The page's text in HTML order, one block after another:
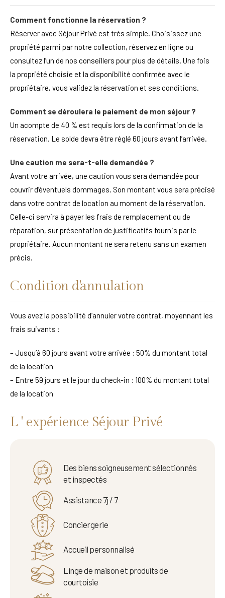
Comment fonctionne la réservation ?
Réserver avec Séjour Privé est très simple. Choisissez une
propriété parmi par notre collection, réservez en ligne ou
consultez l’un de nos conseillers pour plus de détails. Une fois
la propriété choisie et la disponibilité confirmée avec le
propriétaire, vous validez la réservation et ses conditions.
Comment se déroulera le paiement de mon séjour ?
Un acompte de 40 % est requis lors de la confirmation de la
réservation. Le solde devra être réglé 60 jours avant l’arrivée.
Une caution me sera-t-elle demandée ?
Avant votre arrivée, une caution vous sera demandée pour
couvrir d’éventuels dommages. Son montant vous sera précisé
dans votre contrat de location au moment de la réservation.
Celle-ci servira à payer les frais de remplacement ou de
réparation, sur présentation de justificatifs fournis par le
propriétaire. Aucun montant ne sera retenu sans un examen
précis.
Condition d'annulation
Vous avez la possibilité d’annuler votre contrat, moyennant les
frais suivants :
– Jusqu’à 60 jours avant votre arrivée : 50% du montant total
de la location
– Entre 59 jours et le jour du check-in : 100% du montant total
de la location
L ' expérience Séjour Privé
Des biens soigneusement sélectionnés
et inspectés
Assistance 7j / 7
Conciergerie
Accueil personnalisé
Linge de maison et produits de
courtoisie